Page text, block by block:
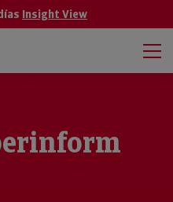
Insight View